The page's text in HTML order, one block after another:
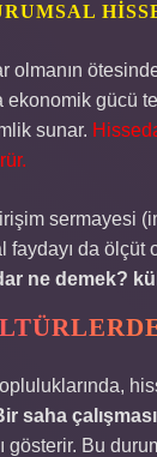
olmanın
ekonomik gücü
sunar.
sermayesi
da ölçüt
ne demek?
saha çalışması
gösterir. Bu